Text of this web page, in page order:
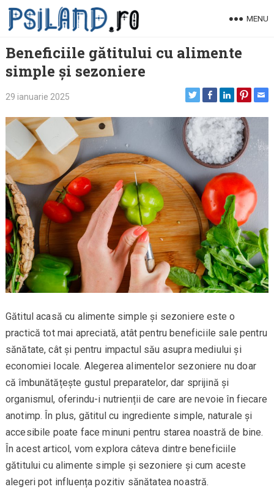
Skip
MENU
Beneficiile gătitului cu alimente
simple și sezoniere
29 ianuarie 2025
Gătitul acasă cu alimente simple și sezoniere este o
practică tot mai apreciată, atât pentru beneficiile sale pentru
sănătate, cât și pentru impactul său asupra mediului și
economiei locale. Alegerea alimentelor sezoniere nu doar
că îmbunătățește gustul preparatelor, dar sprijină și
organismul, oferindu-i nutrienții de care are nevoie în fiecare
anotimp. În plus, gătitul cu ingrediente simple, naturale și
accesibile poate face minuni pentru starea noastră de bine.
În acest articol, vom explora câteva dintre beneficiile
gătitului cu alimente simple și sezoniere și cum aceste
alegeri pot influența pozitiv sănătatea noastră.